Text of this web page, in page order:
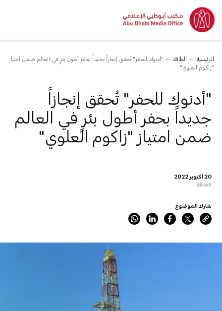
الرئيسية الطاقة
"أدنوك للحفر" تُحقق إنجازاً جديداً بحفر أطول بئرٍ في العالم ضمن امتياز
"زاكوم العلوي"
20 أكتوبر 2022
الطاقة
"أدنوك للحفر" تُحقق إنجازاً
جديداً بحفر أطول بئرٍ في العالم
ضمن امتياز "زاكوم العلوي"
شارك الموضوع